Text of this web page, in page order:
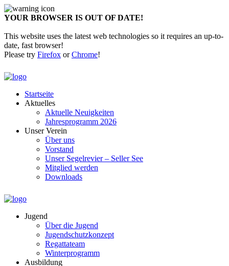
YOUR BROWSER IS OUT OF DATE!
This website uses the latest web technologies so it requires an up-to-
date, fast browser!
Please try Firefox orChrome!
Startseite
Aktuelles
Aktuelle Neuigkeiten
Jahresprogramm 2026
Unser Verein
Über uns
Vorstand
Unser Segelrevier – Seller See
Mitglied werden
Downloads
Jugend
Über die Jugend
Jugendschutzkonzept
Regattateam
Winterprogramm
Ausbildung